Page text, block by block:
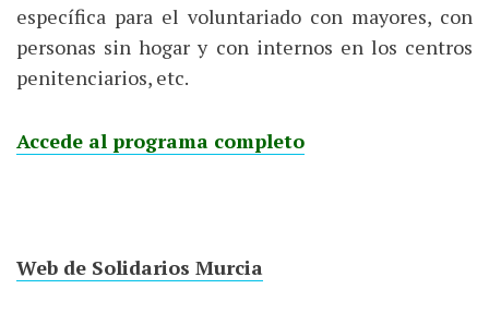
específica para el voluntariado con mayores, con
personas sin hogar y con internos en los centros
penitenciarios, etc.
Accede al programa completo
Web de Solidarios Murcia